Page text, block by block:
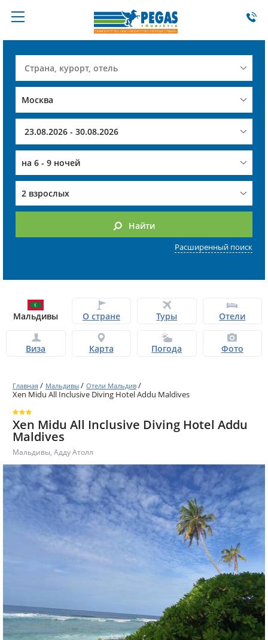
на 6 - 9 ночей
2 взрослых
Найти
Расширенный поиск
Мальдивы О стране Туры Отели
Виза Карта Погода Фото
Главная / Мальдивы / Отели Мальдив /
Xen Midu All Inclusive Diving Hotel Addu Maldives
Xen Midu All Inclusive Diving Hotel Addu
Maldives
Мальдивы, Адду Атолл